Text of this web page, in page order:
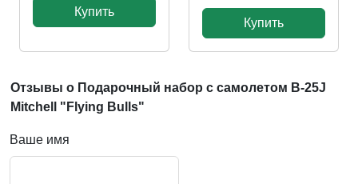
Купить
Купить
Отзывы о Подарочный набор с самолетом B-25J
Mitchell "Flying Bulls"
Ваше имя